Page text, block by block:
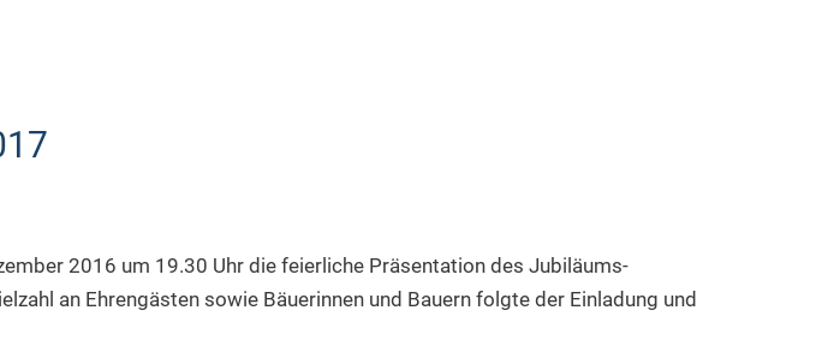
2016 um 19.30 Uhr die feierliche Präsentation des Jubiläums-
an Ehrengästen sowie Bäuerinnen und Bauern folgte der Einladung und